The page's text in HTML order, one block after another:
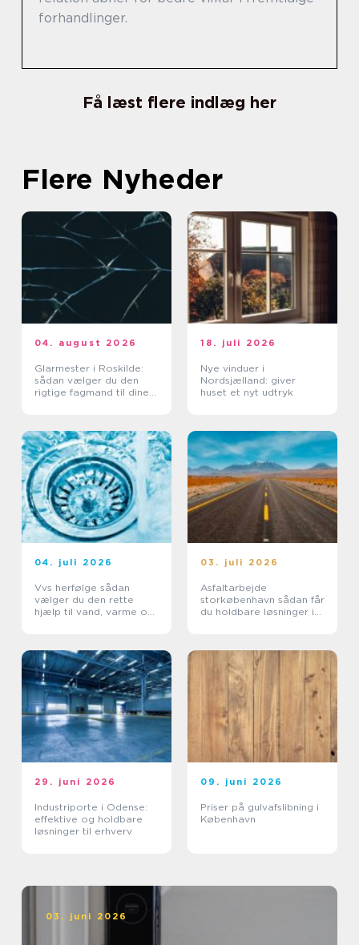
forhandlinger.
Få læst flere indlæg her
Flere Nyheder
04. august 2026
Glarmester i Roskilde:
sådan vælger du den
rigtige fagmand til dine
18. juli 2026
Nye vinduer i
Nordsjælland: giver
huset et nyt udtryk
04. juli 2026
Vvs herfølge sådan
vælger du den rette
hjælp til vand, varme og
03. juli 2026
Asfaltarbejde
storkøbenhavn sådan får
du holdbare løsninger i
29. juni 2026
Industriporte i Odense:
effektive og holdbare
løsninger til erhverv
09. juni 2026
Priser på gulvafslibning i
København
03. juni 2026